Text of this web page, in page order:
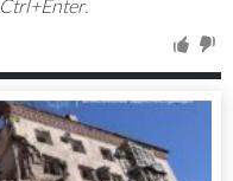
Ctrl+Enter.